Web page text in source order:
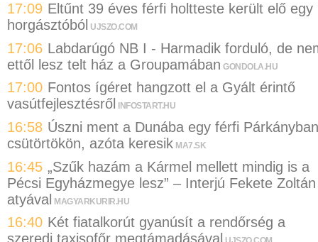
17:09 Eltűnt 39 éves férfi holtteste került elő egy
horgásztóból UJSZO.COM
17:06 Labdarúgó NB I - Harmadik forduló, de
ettől lesz telt ház a Groupamában GONDOLA.HU
17:00 Fontos ígéret hangzott el a Gyált érintő
vasútfejlesztésről
INFOSTART.HU
16:58 Úszni ment a Dunába egy férfi Párkányban
csütörtökön, azóta keresik MA7.SK
16:45 „Szűk hazám a Kármel mellett mindig is a
Pécsi Egyházmegye lesz” – Interjú Fekete Zoltán
atyával MAGYARKURIR.HU
16:40 Két fiatalkorút gyanúsít a rendőrség a
szeredi taxisofőr megtámadásával